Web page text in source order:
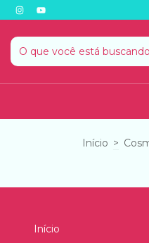
Início >
Início